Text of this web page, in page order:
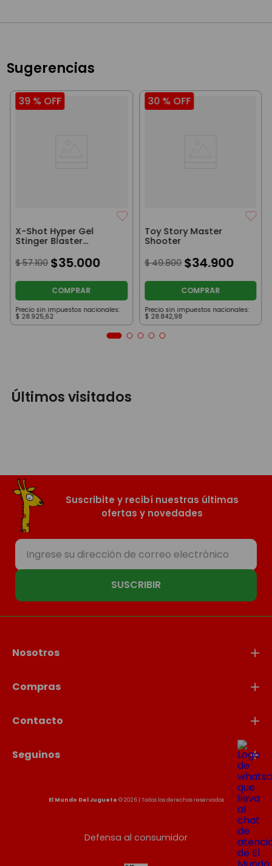
Sugerencias
39 % OFF
X-Shot Hyper Gel
Stinger Blaster
Lanzador con 3000
Balas de Hidrogel
$ 57.100 $35.000
COMPRAR
Precio sin impuestos nacionales:
$ 28.925,62
30 % OFF
Toy Story Master
Shooter
$ 49.800 $34.900
COMPRAR
Precio sin impuestos nacionales:
$ 28.842,98
Últimos visitados
Suscribite y recibí nuestras últimas
ofertas y novedades
SUSCRIBIR
Nosotros
Compras
Contacto
Seguinos
El Mundo Del Juguete © 2026 | Todos los derechos reservados
Defensa al consumidor